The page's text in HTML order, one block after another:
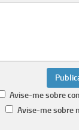
Avise-me sobre
Avise-me sobre